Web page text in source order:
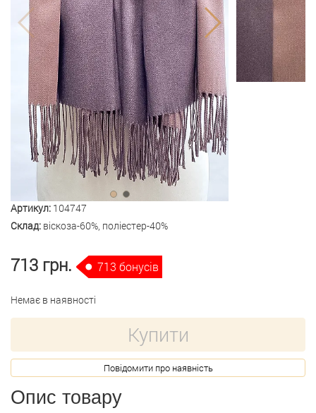
Артикул: 104747
Склад: віскоза-60%, поліестер-40%
713 грн. 713 бонусів
Немає в наявності
Купити
Повідомити про наявність
Опис товару